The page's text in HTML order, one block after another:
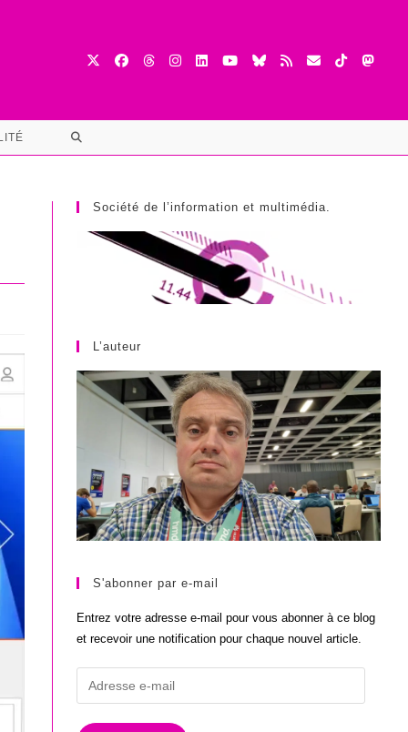
TOGGLE
SEARCH
Société de l’information et multimédia.
L’auteur
S'abonner par e-mail
Entrez votre adresse e-mail pour vous abonner à ce blog
et recevoir une notification pour chaque nouvel article.
Adresse
e-
mail